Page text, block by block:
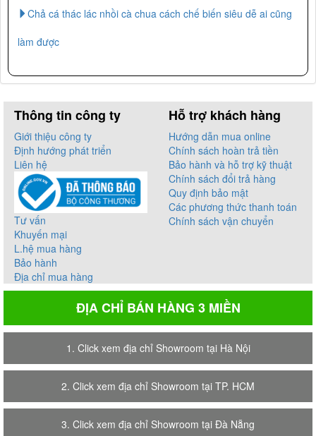
Chả cá thác lác nhồi cà chua cách chế biến siêu dễ ai cũng
làm được
Thông tin công ty
Giới thiệu công ty
Định hướng phát triển
Liên hệ
Tư vấn
Khuyến mại
L.hệ mua hàng
Bảo hành
Địa chỉ mua hàng
Hỗ trợ khách hàng
Hướng dẫn mua online
Chính sách hoàn trả tiền
Bảo hành và hỗ trợ kỹ thuật
Chính sách đổi trả hàng
Quy định bảo mật
Các phương thức thanh toán
Chính sách vận chuyển
ĐỊA CHỈ BÁN HÀNG 3 MIỀN
1. Click xem địa chỉ Showroom tại Hà Nội
2. Click xem địa chỉ Showroom tại TP. HCM
3. Click xem địa chỉ Showroom tại Đà Nẵng